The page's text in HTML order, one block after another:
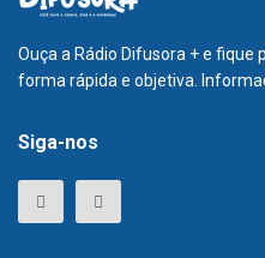
Ouça a Rádio Difusora + e
forma rápida e objetiva.
Siga-nos